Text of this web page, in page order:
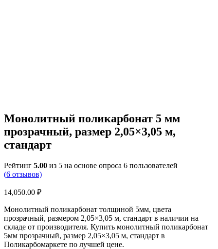
Монолитный поликарбонат 5 мм
прозрачный, размер 2,05×3,05 м,
стандарт
Рейтинг 5.00 из 5 на основе опроса 6 пользователей
(6 отзывов)
14,050.00 ₽
Монолитный поликарбонат толщиной 5мм, цвета
прозрачный, размером 2,05×3,05 м, стандарт в наличии на
складе от производителя. Купить монолитный поликарбонат
5мм прозрачный, размер 2,05×3,05 м, стандарт в
Поликарбомаркете по лучшей цене.